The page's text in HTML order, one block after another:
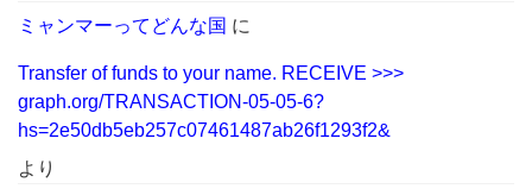
ミャンマーってどんな国 に
Transfer of funds to your name. RECEIVE >>>
graph.org/TRANSACTION-05-05-6?
hs=2e50db5eb257c07461487ab26f1293f2&
より